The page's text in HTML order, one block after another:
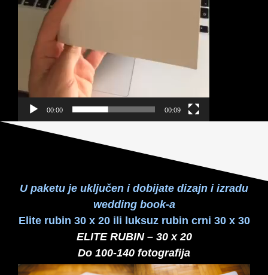
00:00 00:09
U paketu je uključen i dobijate dizajn i izradu
wedding book-a
Elite rubin 30 x 20 ili luksuz rubin crni 30 x 30
ELITE RUBIN – 30 x 20
Do 100-140 fotografija